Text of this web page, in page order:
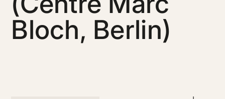
Bloch, Berlin)